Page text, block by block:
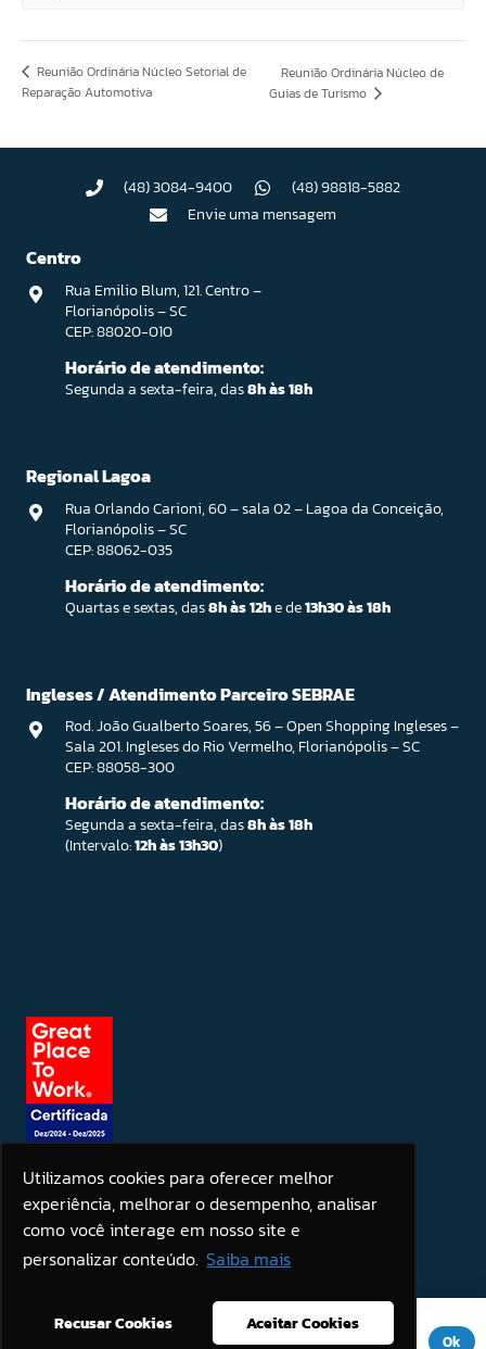
Utilizamos cookies para oferecer melhor
experiência, melhorar o desempenho, analisar
como você interage em nosso site e
personalizar conteúdo. Saiba mais
Recusar Cookies Aceitar Cookies
Reunião Ordinária Núcleo Setorial de
Reparação Automotiva
Reunião Ordinária Núcleo de
Guias de Turismo
(48) 3084-9400
(48) 98818-5882
Envie uma mensagem
Centro
Rua Emilio Blum, 121. Centro –
Florianópolis – SC
CEP: 88020-010
Horário de atendimento:
Segunda a sexta-feira, das8h às 18h
Regional Lagoa
Rua Orlando Carioni, 60 – sala 02 – Lagoa da Conceição,
Florianópolis – SC
CEP: 88062-035
Horário de atendimento:
Quartas e sextas, das8h às 12he de13h30 às 18h
Ingleses / Atendimento Parceiro SEBRAE
Rod. João Gualberto Soares, 56 – Open Shopping Ingleses –
Sala 201. Ingleses do Rio Vermelho, Florianópolis – SC
CEP: 88058-300
Horário de atendimento:
Segunda a sexta-feira, das8h às 18h
(Intervalo:12h às 13h30)
Seja um patrocinador
Este site usa cookies para melhorar sua experiência. Se você
continuar a usar este site, você concorda com ele.Aviso de Ok